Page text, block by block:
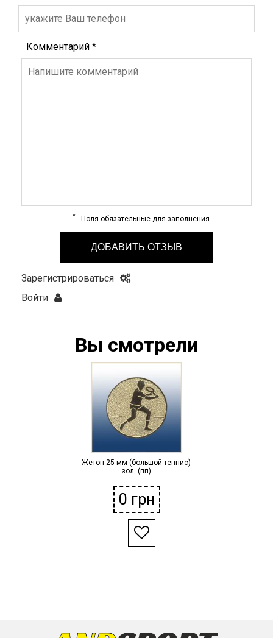
Комментарий *
* - Поля обязательные для заполнения
ДОБАВИТЬ ОТЗЫВ
Зарегистрироваться
Войти
Вы смотрели
Жетон 25 мм (большой теннис)
зол. (пп)
0 грн